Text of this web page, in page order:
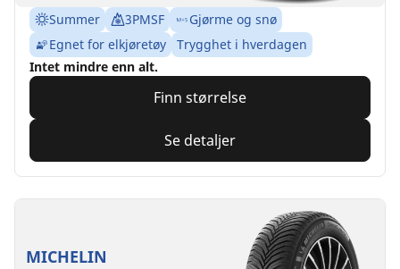
Summer 3PMSF
Gjørme og snø
Egnet for elkjøretøy
Trygghet i hverdagen
Intet mindre enn alt.
Finn størrelse
Se detaljer
MICHELIN